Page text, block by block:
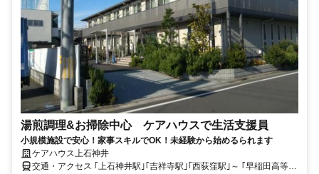
湯煎調理&お掃除中心 ケアハウスで生活支援員
小規模施設で安心！家事スキルでOK！未経験から始めるられます
ケアハウス上石神井
交通・アクセス ｢上石神井駅｣｢吉祥寺駅｣｢西荻窪駅｣～ ｢早稲田高等学